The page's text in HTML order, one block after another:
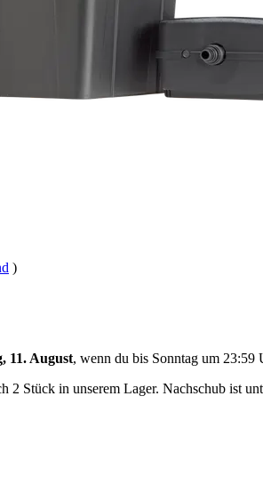
)
11. August, wenn du bis Sonntag um 23:59
2 Stück in unserem Lager. Nachschub ist